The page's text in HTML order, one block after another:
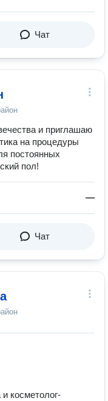
Чат
и приглашаю
на процедуры
постоянных
пол!
—
Чат
косметолог-